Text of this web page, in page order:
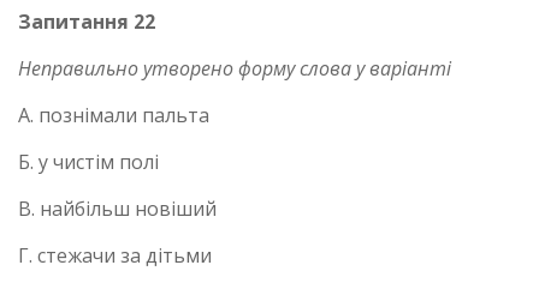
Запитання 22
Неправильно утворено форму слова у варіанті
А. познімали пальта
Б. у чистім полі
В. найбільш новіший
Г. стежачи за дітьми